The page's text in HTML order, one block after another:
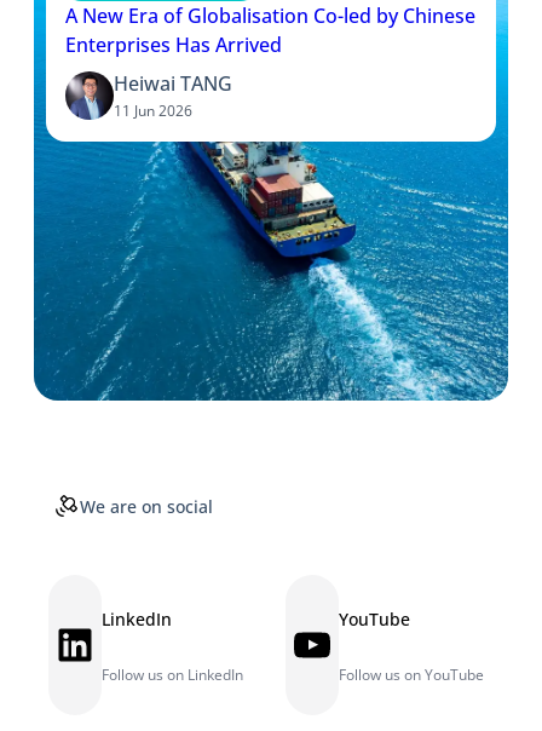
A New Era of Globalisation Co-led by Chinese
Enterprises Has Arrived
Heiwai TANG
11 Jun 2026
We are on social
LinkedIn LinkedIn
Follow us on LinkedIn
YouTube YouTube
Follow us on YouTube